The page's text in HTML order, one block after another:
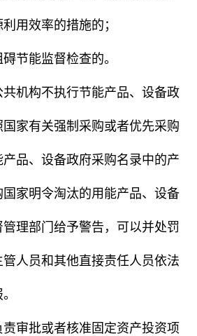
用效率的措施的；
能监督检查的。
机构不执行节能产品、设备政
家有关强制采购或者优先采购
品、设备政府采购名录中的产
家明令淘汰的用能产品、设备
理部门给予警告，可以并处罚
人员和其他直接责任人员依法
审批或者核准固定资产投资项